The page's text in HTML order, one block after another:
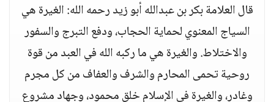
قال العلامة بكر بن عبدالله أبو زيد رحمه الله: الغيرة هي
السياج المعنوي لحماية الحجاب، ودفع التبرج والسفور
والاختلاط. والغيرة هي ما ركبه الله في العبد من قوة
روحية تحمى المحارم والشرف والعفاف من كل مجرم
وغادر، والغيرة في الإسلام خلق محمود، وجهاد مشروع